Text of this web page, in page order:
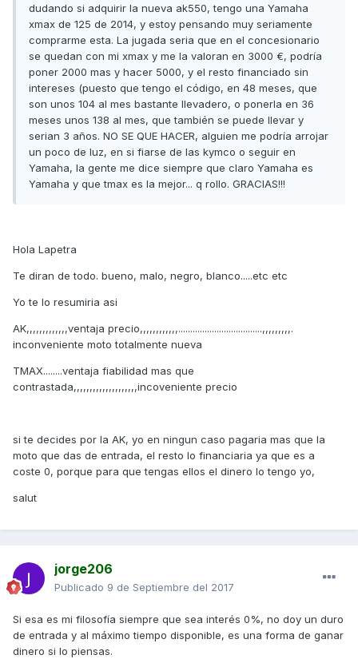
dudando si adquirir la nueva ak550, tengo una Yamaha
xmax de 125 de 2014, y estoy pensando muy seriamente
comprarme esta. La jugada seria que en el concesionario
se quedan con mi xmax y me la valoran en 3000 €, podría
poner 2000 mas y hacer 5000, y el resto financiado sin
intereses (puesto que tengo el código, en 48 meses, que
son unos 104 al mes bastante llevadero, o ponerla en 36
meses unos 138 al mes, que también se puede llevar y
serian 3 años. NO SE QUE HACER, alguien me podría arrojar
un poco de luz, en si fiarse de las kymco o seguir en
Yamaha, la gente me dice siempre que claro Yamaha es
Yamaha y que tmax es la mejor... q rollo. GRACIAS!!!
Hola Lapetra
Te diran de todo. bueno, malo, negro, blanco.....etc etc
Yo te lo resumiria asi
AK,,,,,,,,,,,,,ventaja precio,,,,,,,,,,,,...................................,,,,,,,,,.
inconveniente moto totalmente nueva
TMAX........ventaja fiabilidad mas que
contrastada,,,,,,,,,,,,,,,,,,,,incoveniente precio
si te decides por la AK, yo en ningun caso pagaria mas que la
moto que das de entrada, el resto lo financiaria ya que es a
coste 0, porque para que tengas ellos el dinero lo tengo yo,
salut
jorge206
Publicado 9 de Septiembre del 2017
Si esa es mi filosofía siempre que sea interés 0%, no doy un duro
de entrada y al máximo tiempo disponible, es una forma de ganar
dinero si lo piensas.